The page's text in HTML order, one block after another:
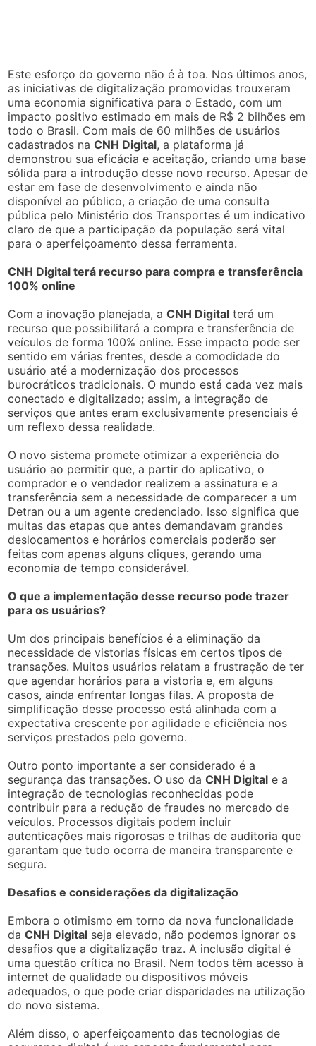
Este esforço do governo não é à toa. Nos últimos anos,
as iniciativas de digitalização promovidas trouxeram
uma economia significativa para o Estado, com um
impacto positivo estimado em mais de R$ 2 bilhões em
todo o Brasil. Com mais de 60 milhões de usuários
cadastrados naCNH Digital, a plataforma já
demonstrou sua eficácia e aceitação, criando uma base
sólida para a introdução desse novo recurso. Apesar de
estar em fase de desenvolvimento e ainda não
disponível ao público, a criação de uma consulta
pública pelo Ministério dos Transportes é um indicativo
claro de que a participação da população será vital
para o aperfeiçoamento dessa ferramenta.
CNH Digital terá recurso para compra e transferência
100% online
Com a inovação planejada, aCNH Digital terá um
recurso que possibilitará a compra e transferência de
veículos de forma 100% online. Esse impacto pode ser
sentido em várias frentes, desde a comodidade do
usuário até a modernização dos processos
burocráticos tradicionais. O mundo está cada vez mais
conectado e digitalizado; assim, a integração de
serviços que antes eram exclusivamente presenciais é
um reflexo dessa realidade.
O novo sistema promete otimizar a experiência do
usuário ao permitir que, a partir do aplicativo, o
comprador e o vendedor realizem a assinatura e a
transferência sem a necessidade de comparecer a um
Detran ou a um agente credenciado. Isso significa que
muitas das etapas que antes demandavam grandes
deslocamentos e horários comerciais poderão ser
feitas com apenas alguns cliques, gerando uma
economia de tempo considerável.
O que a implementação desse recurso pode trazer
para os usuários?
Um dos principais benefícios é a eliminação da
necessidade de vistorias físicas em certos tipos de
transações. Muitos usuários relatam a frustração de ter
que agendar horários para a vistoria e, em alguns
casos, ainda enfrentar longas filas. A proposta de
simplificação desse processo está alinhada com a
expectativa crescente por agilidade e eficiência nos
serviços prestados pelo governo.
Outro ponto importante a ser considerado é a
segurança das transações. O uso daCNH Digital e a
integração de tecnologias reconhecidas pode
contribuir para a redução de fraudes no mercado de
veículos. Processos digitais podem incluir
autenticações mais rigorosas e trilhas de auditoria que
garantam que tudo ocorra de maneira transparente e
segura.
Desafios e considerações da digitalização
Embora o otimismo em torno da nova funcionalidade
daCNH Digital seja elevado, não podemos ignorar os
desafios que a digitalização traz. A inclusão digital é
uma questão crítica no Brasil. Nem todos têm acesso à
internet de qualidade ou dispositivos móveis
adequados, o que pode criar disparidades na utilização
do novo sistema.
Além disso, o aperfeiçoamento das tecnologias de